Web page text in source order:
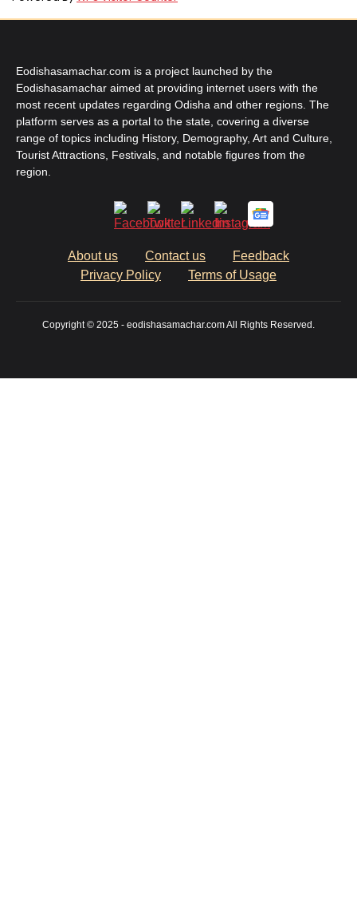
Eodishasamachar.com is a project launched by the
Eodishasamachar aimed at providing internet users with the
most recent updates regarding Odisha and other regions. The
platform serves as a portal to the state, covering a diverse
range of topics including History, Demography, Art and Culture,
Tourist Attractions, Festivals, and notable figures from the
region.
About us Contact us
Feedback
Privacy Policy
Terms of Usage
Copyright © 2025 - eodishasamachar.com All Rights Reserved.